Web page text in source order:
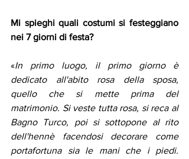
Mi spieghi quali costumi si festeggiano
nei 7 giorni di festa?
«In primo luogo, il primo giorno è
dedicato all'abito rosa della sposa,
quello che si mette prima del
matrimonio. Si veste tutta rosa, si reca al
Bagno Turco, poi si sottopone al rito
dell'hennè facendosi decorare come
portafortuna sia le mani che i piedi.